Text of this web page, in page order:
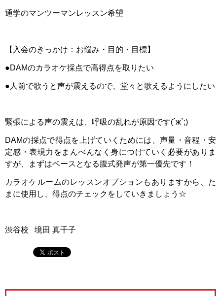
通学のマンツーマンレッスン希望
【入会のきっかけ：お悩み・目的・目標】
●DAMのカラオケ採点で高得点を取りたい
●人前で歌うと声が震えるので、堂々と歌えるようにしたい
緊張による声の震えは、呼吸の乱れが原因です(´ж`;)
DAMの採点で得点を上げていくためには、声量・音程・安
定感・表現力をまんべんなく身につけていく必要がありま
すが、まずはベースとなる腹式発声が第一優先です！
カラオケルームのレッスンオプションもありますから、た
まに使用し、得点のチェックをしていきましょう☆
渋谷校 境田 真千子